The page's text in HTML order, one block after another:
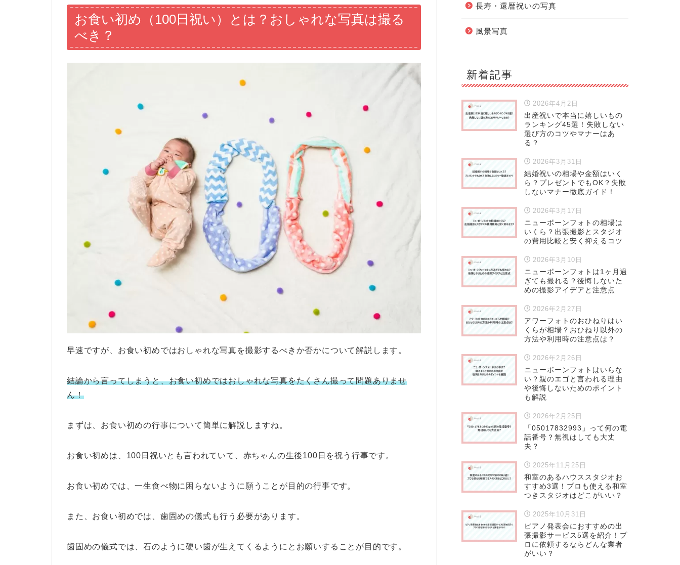
お食い初め（100日祝い）とは？おしゃれな写真は撮る
べき？
早速ですが、お食い初めではおしゃれな写真を撮影するべきか否かについて解説します。
結論から言ってしまうと、お食い初めではおしゃれな写真をたくさん撮って問題ありませ
ん！
まずは、お食い初めの行事について簡単に解説しますね。
お食い初めは、100日祝いとも言われていて、赤ちゃんの生後100日を祝う行事です。
お食い初めでは、一生食べ物に困らないように願うことが目的の行事です。
また、お食い初めでは、歯固めの儀式も行う必要があります。
歯固めの儀式では、石のように硬い歯が生えてくるようにとお願いすることが目的です。
長寿・還暦祝いの写真
風景写真
新着記事
2026年4月2日
出産祝いで本当に嬉しいもの
ランキング45選！失敗しない
選び方のコツやマナーはあ
る？
2026年3月31日
結婚祝いの相場や金額はいく
ら？プレゼントでもOK？失敗
しないマナー徹底ガイド！
2026年3月17日
ニューボーンフォトの相場は
いくら？出張撮影とスタジオ
の費用比較と安く抑えるコツ
2026年3月10日
ニューボーンフォトは1ヶ月過
ぎても撮れる？後悔しないた
めの撮影アイデアと注意点
2026年2月27日
アワーフォトのおひねりはい
くらが相場？おひねり以外の
方法や利用時の注意点は？
2026年2月26日
ニューボーンフォトはいらな
い？親のエゴと言われる理由
や後悔しないためのポイント
も解説
2026年2月25日
「05017832993」って何の電
話番号？無視はしても大丈
夫？
2025年11月25日
和室のあるハウススタジオお
すすめ3選！プロも使える和室
つきスタジオはどこがいい？
2025年10月31日
ピアノ発表会におすすめの出
張撮影サービス5選を紹介！プ
ロに依頼するならどんな業者
がいい？